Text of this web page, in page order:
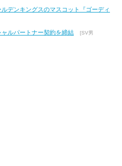
デンキングスのマスコット『ゴーディ
ルパートナー契約を締結 [SV男